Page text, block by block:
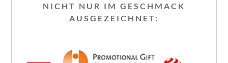
NICHT NUR IM GESCHMACK
AUSGEZEICHNET: